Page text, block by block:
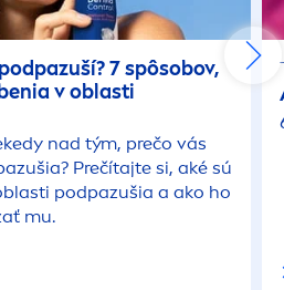
7 spôsobov,
v oblasti
nad tým, prečo vás
Prečítajte si, aké sú
podpazušia a ako ho
mu.